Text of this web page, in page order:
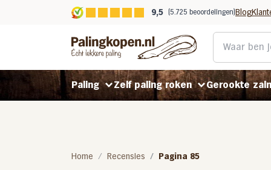
9,5 (5.725 beoordelingen) Blog
Paling Zelf paling roken Gerookte
Home Recensies Pagina 85